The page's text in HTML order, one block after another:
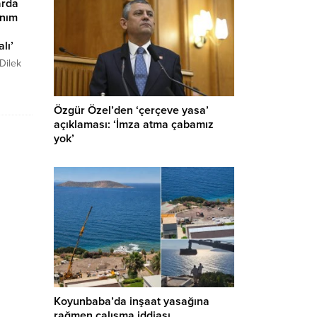
Özgür Özel’den ‘çerçeve yasa’
açıklaması: ‘İmza atma çabamız
yok’
Koyunbaba’da inşaat yasağına